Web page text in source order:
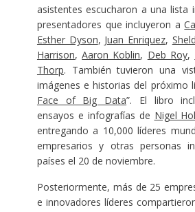
asistentes escucharon a una lista
presentadores que incluyeron a
Esther Dyson, Juan Enriquez,
Harrison,Aaron Koblin, Deb Roy,
Thorp. También tuvieron una
imágenes e historias del próximo
Face of Big Data”. El libro
ensayos e infografías de Nigel
entregando a 10,000 líderes
empresarios y otras personas
países el 20 de noviembre.
Posteriormente, más de 25
e innovadores líderes